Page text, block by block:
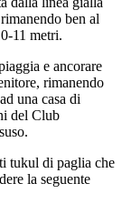
ben al
11 metri.
e ancorare
rimanendo
una casa di
del Club
tukul di paglia che
la seguente